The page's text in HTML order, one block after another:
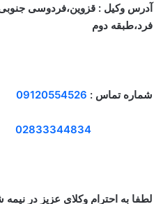
آدرس وکیل : قزوین،فردوسی
فرد،طبقه دوم
شماره تماس : 09120554526
02833344834
لطفا به احترام وکلای عزیز در